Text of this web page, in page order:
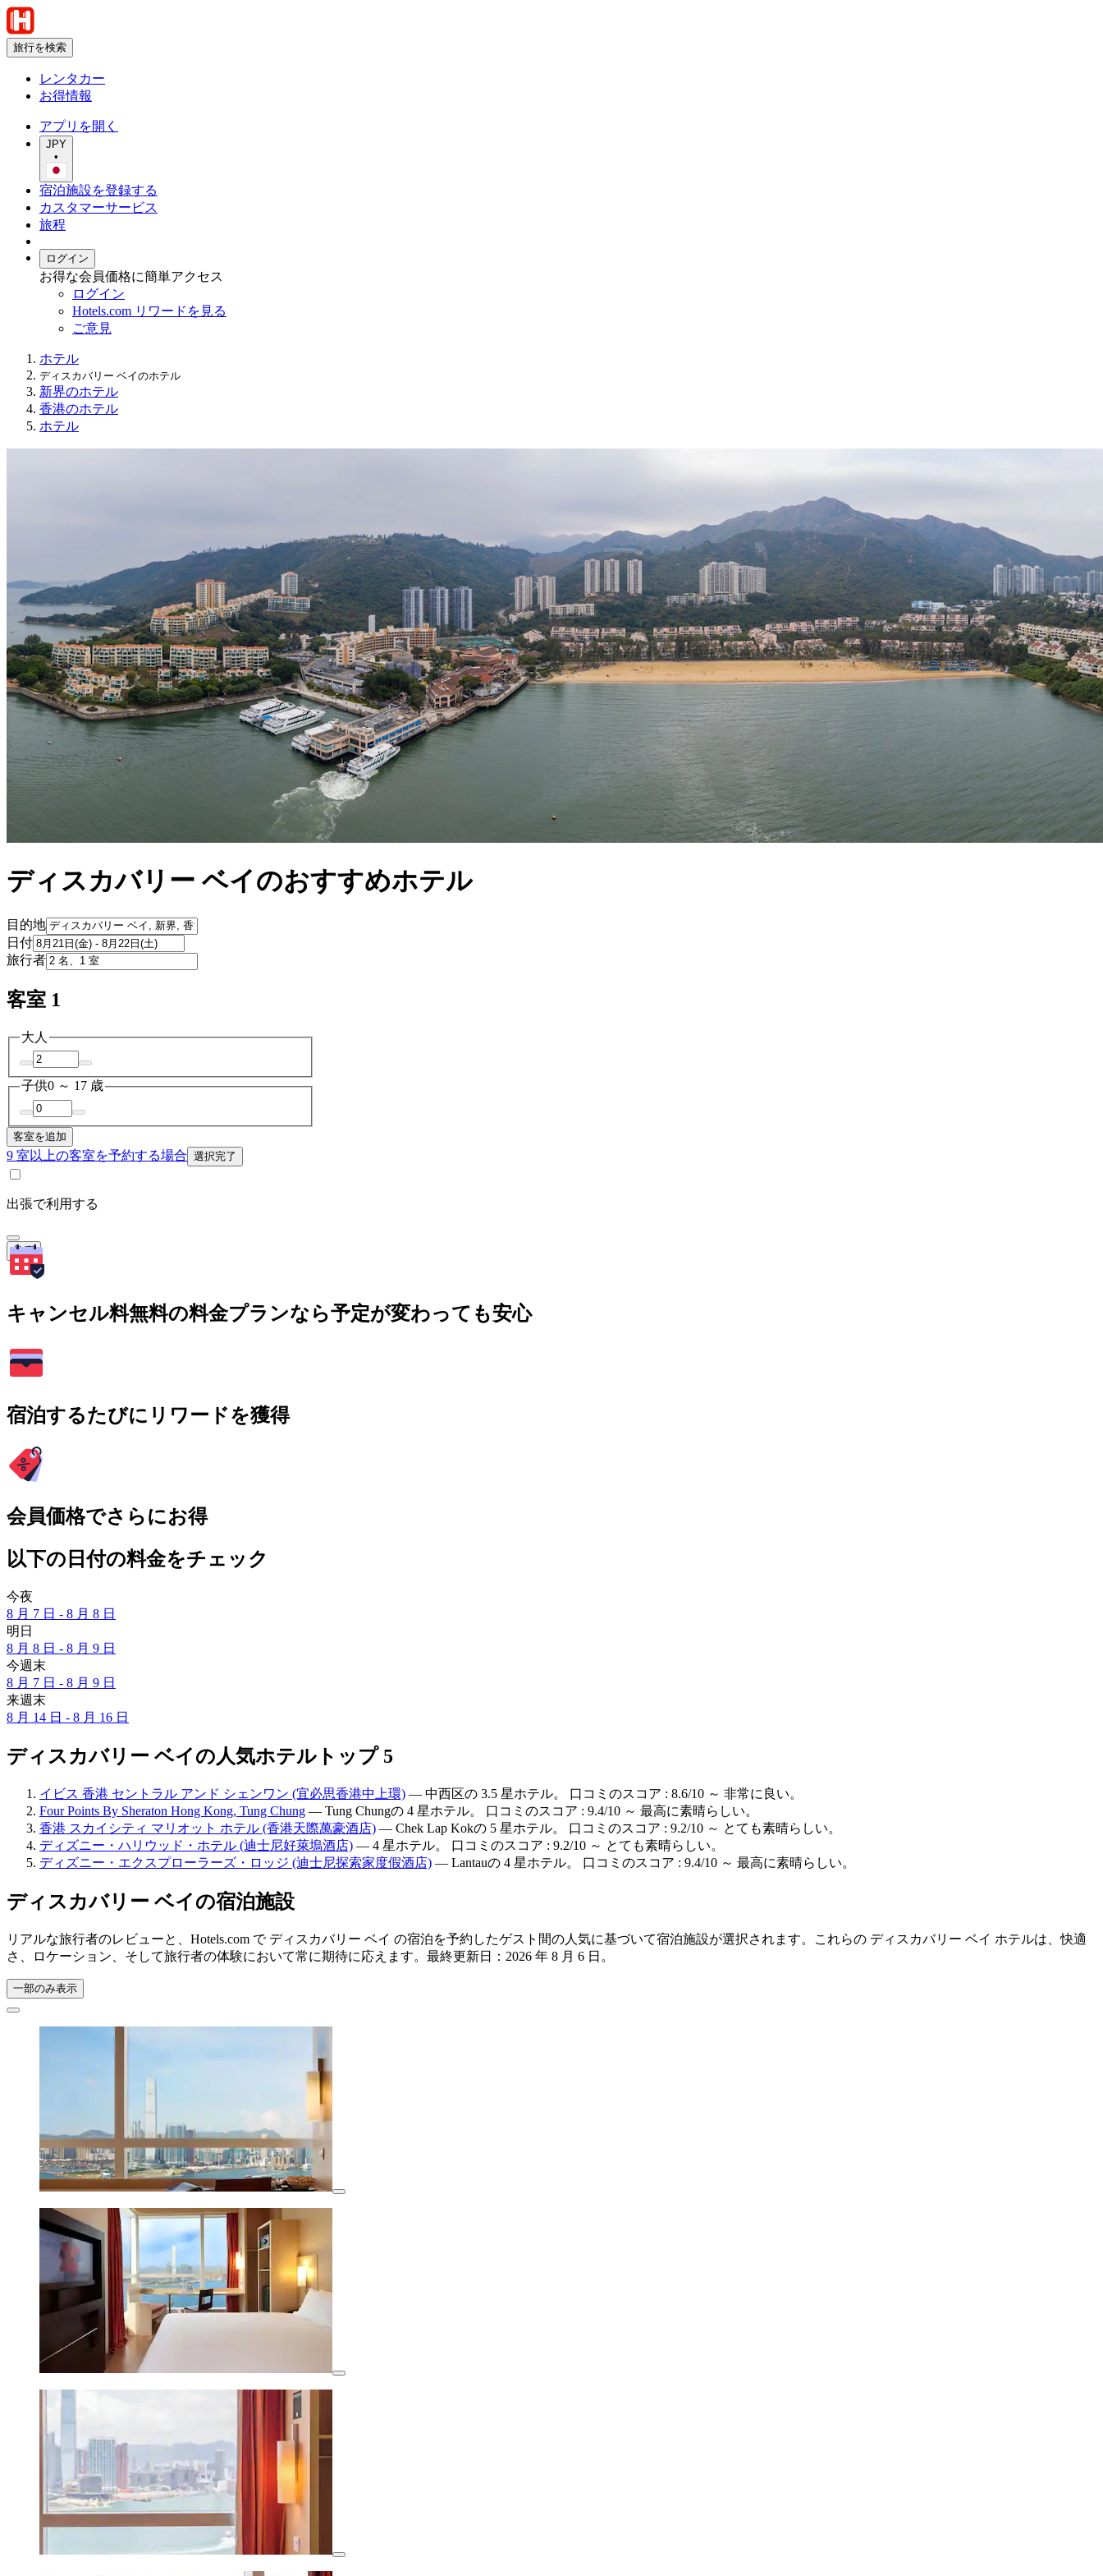
旅行を検索
レンタカー
お得情報
アプリを開く
JPY
•
宿泊施設を登録する
カスタマーサービス
旅程
ログイン
お得な会員価格に簡単アクセス
ログイン
Hotels.com リワードを見る
ご意見
ホテル
ディスカバリー ベイのホテル
新界のホテル
香港のホテル
ホテル
ディスカバリー ベイのおすすめホテル
目的地
日付
旅行者
客室 1
大人
子供0 ～ 17 歳
客室を追加
9 室以上の客室を予約する場合 選択完了
出張で利用する
検索
キャンセル料無料の料金プランなら予定が変わっても安心
宿泊するたびにリワードを獲得
会員価格でさらにお得
以下の日付の料金をチェック
今夜
8 月 7 日 - 8 月 8 日
明日
8 月 8 日 - 8 月 9 日
今週末
8 月 7 日 - 8 月 9 日
来週末
8 月 14 日 - 8 月 16 日
ディスカバリー ベイの人気ホテルトップ 5
イビス 香港 セントラル アンド シェンワン (宜必思香港中上環) — 中西区の 3.5 星ホテル。 口コミのスコア : 8.6/10 ～ 非常に良い。
Four Points By Sheraton Hong Kong, Tung Chung — Tung Chungの 4 星ホテル。 口コミのスコア : 9.4/10 ～ 最高に素晴らしい。
香港 スカイシティ マリオット ホテル (香港天際萬豪酒店) — Chek Lap Kokの 5 星ホテル。 口コミのスコア : 9.2/10 ～ とても素晴らしい。
ディズニー・ハリウッド・ホテル (迪士尼好萊塢酒店) — 4 星ホテル。 口コミのスコア : 9.2/10 ～ とても素晴らしい。
ディズニー・エクスプローラーズ・ロッジ (迪士尼探索家度假酒店) — Lantauの 4 星ホテル。 口コミのスコア : 9.4/10 ～ 最高に素晴らしい。
ディスカバリー ベイの宿泊施設
リアルな旅行者のレビューと、Hotels.com で ディスカバリー ベイ の宿泊を予約したゲスト間の人気に基づいて宿泊施設が選択されます。これらの ディスカバリー ベイ ホテルは、快適
さ、ロケーション、そして旅行者の体験において常に期待に応えます。最終更新日： 2026 年 8 月 6 日 。
一部のみ表示